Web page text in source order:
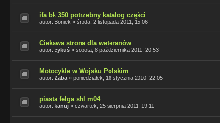
ifa bk 350 potrzebny katalog części
autor: Boniek » środa, 2 listopada 2011, 15:06
Ciekawa strona dla weteranów
autor: cykuś » sobota, 8 października 2011, 20:53
Motocykle w Wojsku Polskim
autor: Żaba» poniedziałek, 18 stycznia 2010, 22:05
piasta felga shl m04
autor: kanuj » czwartek, 25 sierpnia 2011, 19:11